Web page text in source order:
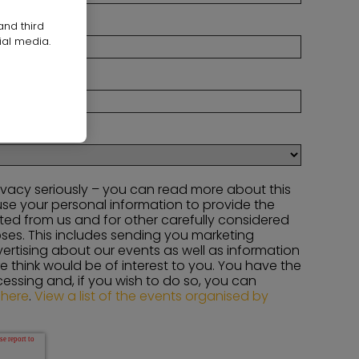
seriously – you can read more about this
your personal information to provide the
from us and for other carefully considered
This includes sending you marketing
about our events as well as information
think would be of interest to you. You have the
and, if you wish to do so, you can
. View a list of the events organised by
third
media.